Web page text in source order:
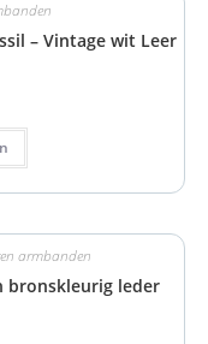
– Vintage wit Leer
armbanden
bronskleurig leder